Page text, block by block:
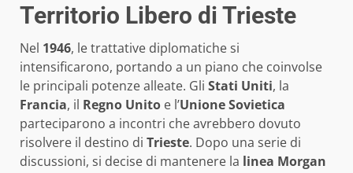
Territorio Libero di Trieste
Nel 1946, le trattative diplomatiche si
intensificarono, portando a un piano che coinvolse
le principali potenze alleate. Gli Stati Uniti, la
Francia, il Regno Unito e l’Unione Sovietica
parteciparono a incontri che avrebbero dovuto
risolvere il destino di Trieste. Dopo una serie di
discussioni, si decise di mantenere la linea Morgan